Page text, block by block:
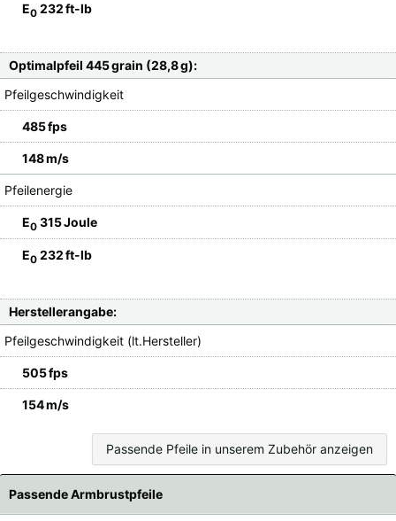
E0 232 ft-lb
Optimalpfeil 445 grain (28,8 g):
Pfeilgeschwindigkeit
485 fps
148 m/s
Pfeilenergie
E0 315 Joule
E0 232 ft-lb
Herstellerangabe:
Pfeilgeschwindigkeit (lt.Hersteller)
505 fps
154 m/s
Passende Pfeile in unserem Zubehör anzeigen
Passende Armbrustpfeile